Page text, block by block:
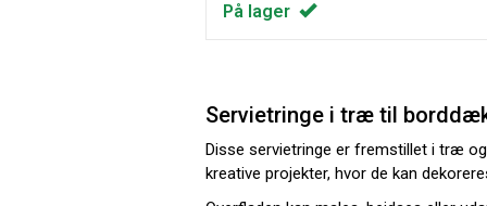
På lager
Servietringe i træ til
Disse servietringe er fremstillet i træ
kreative projekter, hvor de kan